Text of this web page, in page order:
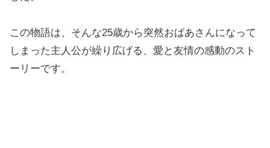
この物語は、そんな25歳から突然おばあさんになって
しまった主人公が繰り広げる、愛と友情の感動のスト
ーリーです。